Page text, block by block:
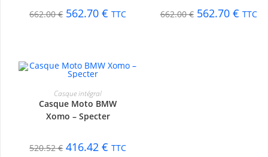
662.00€ 562.70€ TTC 662.00€ 562.70 € TTC
-20%
CHOIX DES OPTIONS
Casque intégral
Casque Moto BMW
Xomo – Specter
520.52€ 416.42€ TTC